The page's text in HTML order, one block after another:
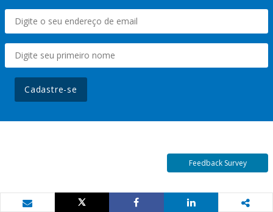
Cadastre-se
Feedback Survey